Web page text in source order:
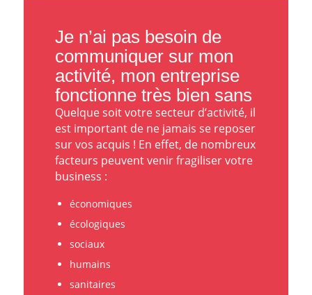
Je n’ai pas besoin de
communiquer sur mon
activité, mon entreprise
fonctionne très bien sans
Quelque soit votre secteur d’activité, il
est important de ne jamais se reposer
sur vos acquis ! En effet, de nombreux
facteurs peuvent venir fragiliser votre
business :
économiques
écologiques
sociaux
humains
sanitaires